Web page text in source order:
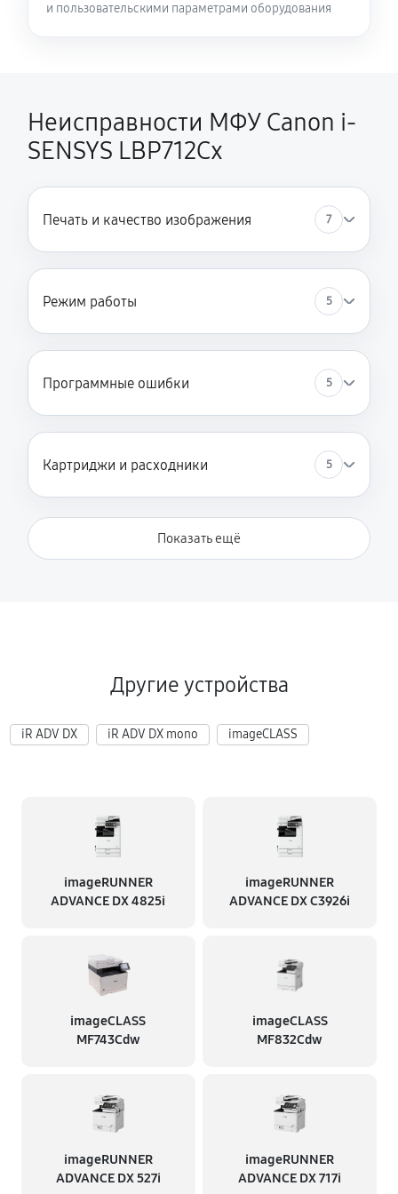
и пользовательскими параметрами оборудования
Неисправности МФУ Canon i-
SENSYS LBP712Cx
Печать и качество изображения 7
Режим работы 5
Программные ошибки 5
Картриджи и расходники 5
Показать ещё
Другие устройства
iR ADV DX iR ADV DX mono imageCLASS
imageRUNNER
ADVANCE DX 4825i
imageRUNNER
ADVANCE DX C3926i
imageCLASS
MF743Cdw
imageCLASS
MF832Cdw
imageRUNNER
ADVANCE DX 527i
imageRUNNER
ADVANCE DX 717i